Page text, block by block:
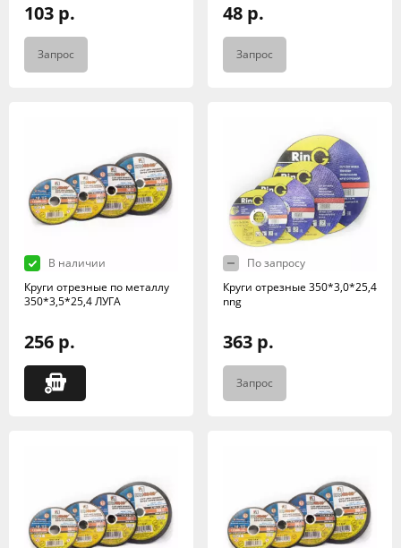
103 р.
Запрос
48 р.
Запрос
В наличии
Круги отрезные по металлу
350*3,5*25,4 ЛУГА
256 р.
По запросу
Круги отрезные 350*3,0*25,4
nng
363 р.
Запрос